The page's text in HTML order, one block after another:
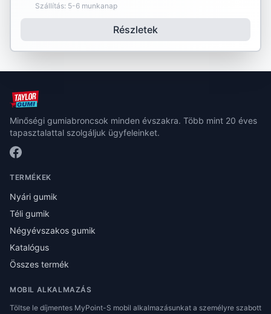
Szállítás: 5-6 munkanap
Részletek
Minőségi gumiabroncsok minden évszakra. Több mint 20 éves
tapasztalattal szolgáljuk ügyfeleinket.
TERMÉKEK
Nyári gumik
Téli gumik
Négyévszakos gumik
Katalógus
Összes termék
MOBIL ALKALMAZÁS
Töltse le díjmentes MyPoint-S mobil alkalmazásunkat a személyre szabott